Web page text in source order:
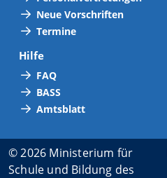
Neue Vorschriften
Termine
Hilfe
FAQ
BASS
Amtsblatt
© 2026 Ministerium für
Schule und Bildung des